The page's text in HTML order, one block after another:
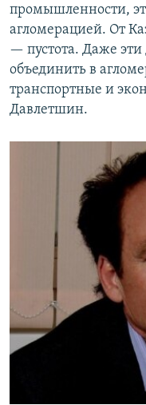
промышленности,
агломерацией. От
— пустота. Даже эти
объединить в
транспортные и
Давлетшин.